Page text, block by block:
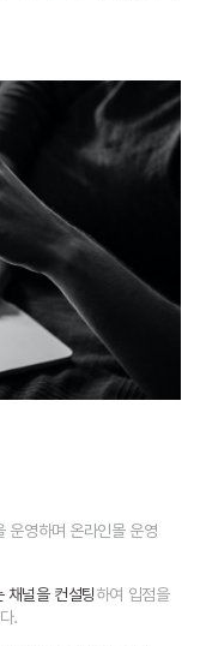
운영하며 온라인몰 운영
채널을 컨설팅하여 입점을
.